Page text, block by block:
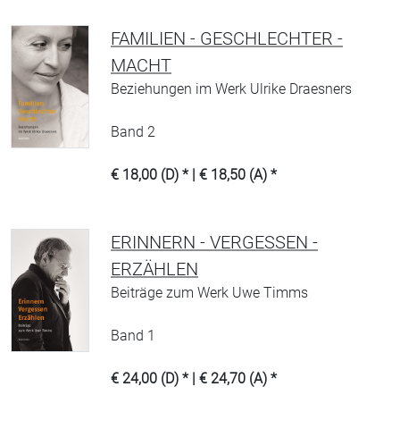
FAMILIEN - GESCHLECHTER -
MACHT
Beziehungen im Werk Ulrike Draesners
Band 2
€ 18,00 (D) * | € 18,50 (A) *
ERINNERN - VERGESSEN -
ERZÄHLEN
Beiträge zum Werk Uwe Timms
Band 1
€ 24,00 (D) * | € 24,70 (A) *